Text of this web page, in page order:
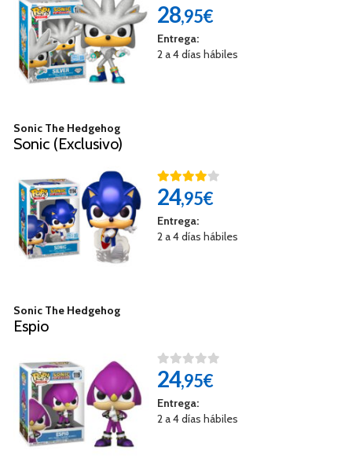
28,95€
Entrega:
2 a 4 días hábiles
Sonic The Hedgehog
Sonic (Exclusivo)
24,95€
Entrega:
2 a 4 días hábiles
Sonic The Hedgehog
Espio
24,95€
Entrega:
2 a 4 días hábiles